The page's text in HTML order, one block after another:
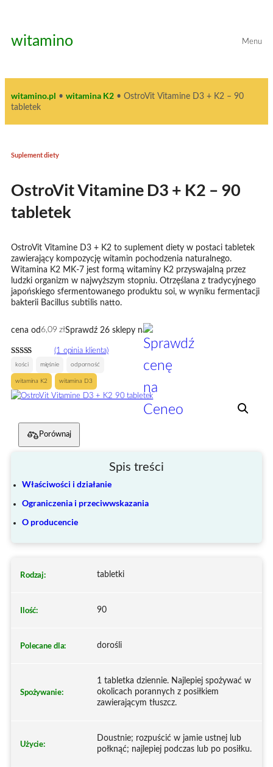
witamino Menu
witamino.pl • witamina K2 • OstroVit Vitamine D3 + K2 – 90
tabletek
Suplement diety
OstroVit Vitamine D3 + K2 – 90
tabletek
OstroVit Vitamine D3 + K2 to suplement diety w postaci tabletek
zawierający kompozycję witamin pochodzenia naturalnego.
Witamina K2 MK-7 jest formą witaminy K2 przyswajalną przez
ludzki organizm w najwyższym stopniu. Otrzęślana z tradycyjnego
japońskiego sfermentowanego produktu soi, w wyniku fermentacji
bakterii Bacillus subtilis natto.
cena od 6,09złSprawdź 26 sklepy na
Oceniony
4.00na 5
na
podstawie
klienta
(1 opinia klienta)
kości mięśnie odporność
witamina K2 witamina D3
Porównaj
Spis treści
Właściwości i działanie
Ograniczenia i przeciwwskazania
O producencie
Rodzaj: tabletki
Ilość: 90
Polecane dla: dorośli
Spożywanie:
1 tabletka dziennie. Najlepiej spożywać w
okolicach porannych z posiłkiem
zawierającym tłuszcz.
Użycie:
Doustnie; rozpuścić w jamie ustnej lub
połknąć; najlepiej podczas lub po posiłku.